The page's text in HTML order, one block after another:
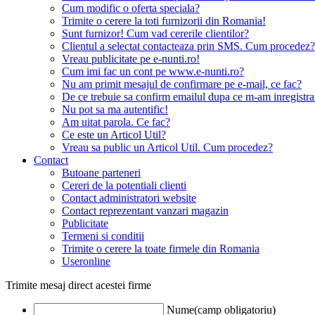
Cum modific o oferta speciala?
Trimite o cerere la toti furnizorii din Romania!
Sunt furnizor! Cum vad cererile clientilor?
Clientul a selectat contacteaza prin SMS. Cum procedez?
Vreau publicitate pe e-nunti.ro!
Cum imi fac un cont pe www.e-nunti.ro?
Nu am primit mesajul de confirmare pe e-mail, ce fac?
De ce trebuie sa confirm emailul dupa ce m-am
Nu pot sa ma autentific!
Am uitat parola. Ce fac?
Ce este un Articol Util?
Vreau sa public un Articol Util. Cum procedez?
Contact
Butoane parteneri
Cereri de la potentiali clienti
Contact administratori website
Contact reprezentant vanzari magazin
Publicitate
Termeni si conditii
Trimite o cerere la toate firmele din Romania
Useronline
Trimite mesaj direct acestei firme
Nume(camp obligatoriu)